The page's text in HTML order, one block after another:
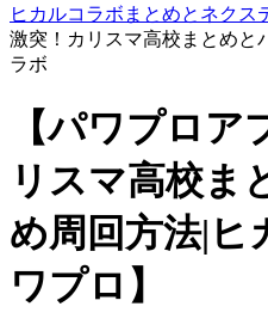
ヒカルコラボまとめとネクス
激突！カリスマ高校まとめと
ラボ
【パワプロア
リスマ高校ま
め周回方法|ヒ
ワプロ】